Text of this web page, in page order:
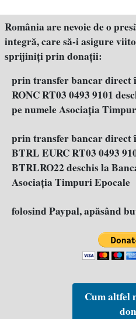
România are nevoie de o
integră, care să-i asigure
sprijiniţi prin donaţii:
prin transfer bancar direct
RONC RT03 0493 9101
pe numele Asociația
prin transfer bancar direct
BTRL EURC RT03 0493
BTRLRO22 deschis la
Asociația Timpuri Epocale
folosind Paypal, apăsând
Cum altfel